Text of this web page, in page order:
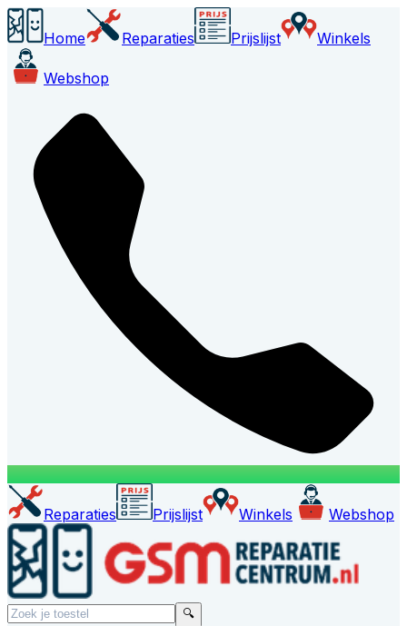
Home Reparaties Prijslijst Winkels
Webshop
Reparaties Prijslijst Winkels Webshop
🔍